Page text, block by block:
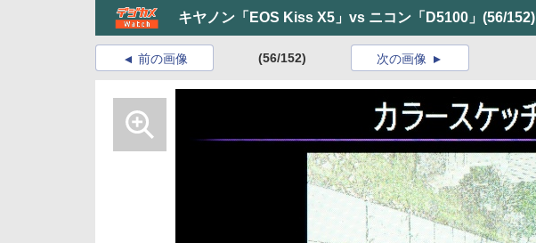
キヤノン「EOS Kiss X5」vs ニコン「D5100」 (56/152)
前の画像 (56/152) 次の画像